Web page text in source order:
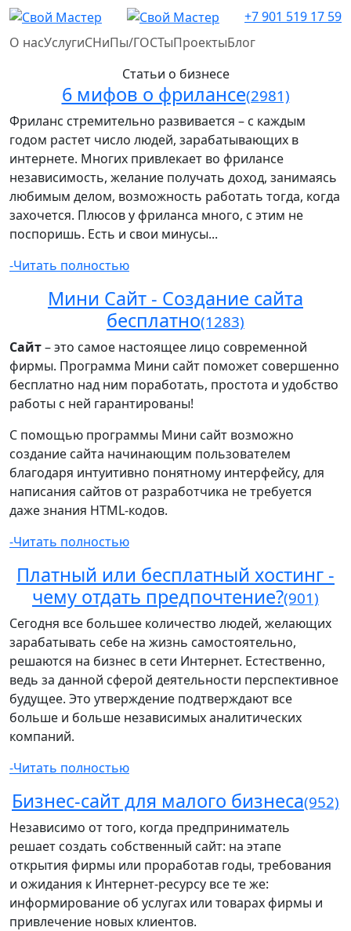
+7 901 519 17 59
О насУслугиСНиПы/ГОСТыПроектыБлог
Статьи о бизнесе
6 мифов о фрилансе(2981)
Фриланс стремительно развивается – с каждым
годом растет число людей, зарабатывающих в
интернете. Многих привлекает во фрилансе
независимость, желание получать доход, занимаясь
любимым делом, возможность работать тогда, когда
захочется. Плюсов у фриланса много, с этим не
поспоришь. Есть и свои минусы...
-Читать полностью
Мини Сайт - Создание сайта
бесплатно(1283)
Сайт– это самое настоящее лицо современной
фирмы. Программа Мини сайт поможет совершенно
бесплатно над ним поработать, простота и удобство
работы с ней гарантированы!
С помощью программы Мини сайт возможно
создание сайта начинающим пользователем
благодаря интуитивно понятному интерфейсу, для
написания сайтов от разработчика не требуется
даже знания HTML-кодов.
-Читать полностью
Платный или бесплатный хостинг -
чему отдать предпочтение?(901)
Сегодня все большее количество людей, желающих
зарабатывать себе на жизнь самостоятельно,
решаются на бизнес в сети Интернет. Естественно,
ведь за данной сферой деятельности перспективное
будущее. Это утверждение подтверждают все
больше и больше независимых аналитических
компаний.
-Читать полностью
Бизнес-сайт для малого бизнеса(952)
Независимо от того, когда предприниматель
решает создать собственный сайт: на этапе
открытия фирмы или проработав годы, требования
и ожидания к Интернет-ресурсу все те же:
информирование об услугах или товарах фирмы и
привлечение новых клиентов.